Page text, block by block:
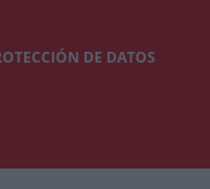
DE DATOS